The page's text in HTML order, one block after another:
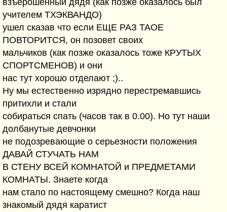
взъерошенный дядя (как позже оказалось был
учителем ТХЭКВАНДО)
ушел сказав что если ЕЩЕ РАЗ ТАОЕ
ПОВТОРИТСЯ, он позовет своих
мальчиков (как позже оказалось тоже КРУТЫХ
СПОРТСМЕНОВ) и они
нас тут хорошо отделают ;)..
Ну мы естественно изрядно перестремавшись
притихли и стали
собираться спать (часов так в 0.00). Но тут наши
долбанутые девчонки
не подозревающие о серьезности положения
ДАВАЙ СТУЧАТЬ НАМ
В СТЕНУ ВСЕЙ КОМНАТОЙ и ПРЕДМЕТАМИ
КОМНАТЫ. Знаете когда
нам стало по настоящему смешно? Когда наш
знакомый дядя каратист